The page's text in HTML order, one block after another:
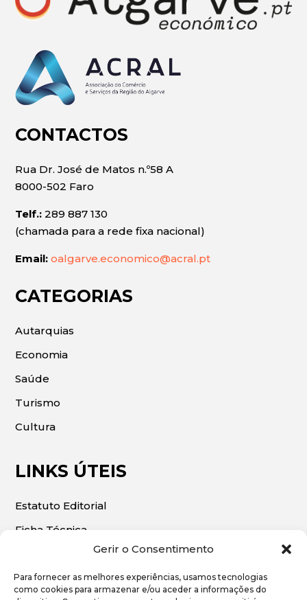
Gerir o Consentimento
Para fornecer as melhores experiências, usamos tecnologias
como cookies para armazenar e/ou aceder a informações do
CONTACTOS
Rua Dr. José de Matos n.º58 A
8000-502 Faro
Telf.: 289 887 130
(chamada para a rede fixa nacional)
Email: oalgarve.economico@acral.pt
CATEGORIAS
Autarquias
Economia
Saúde
Turismo
Cultura
LINKS ÚTEIS
Estatuto Editorial
Ficha Técnica